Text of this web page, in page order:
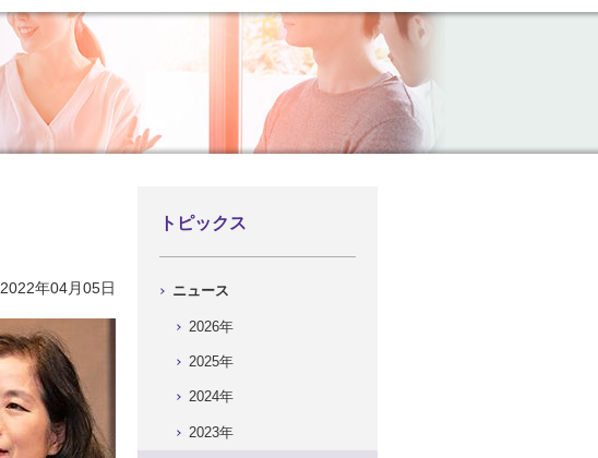
2022年04月05日
トピックス
ニュース
2026年
2025年
2024年
2023年